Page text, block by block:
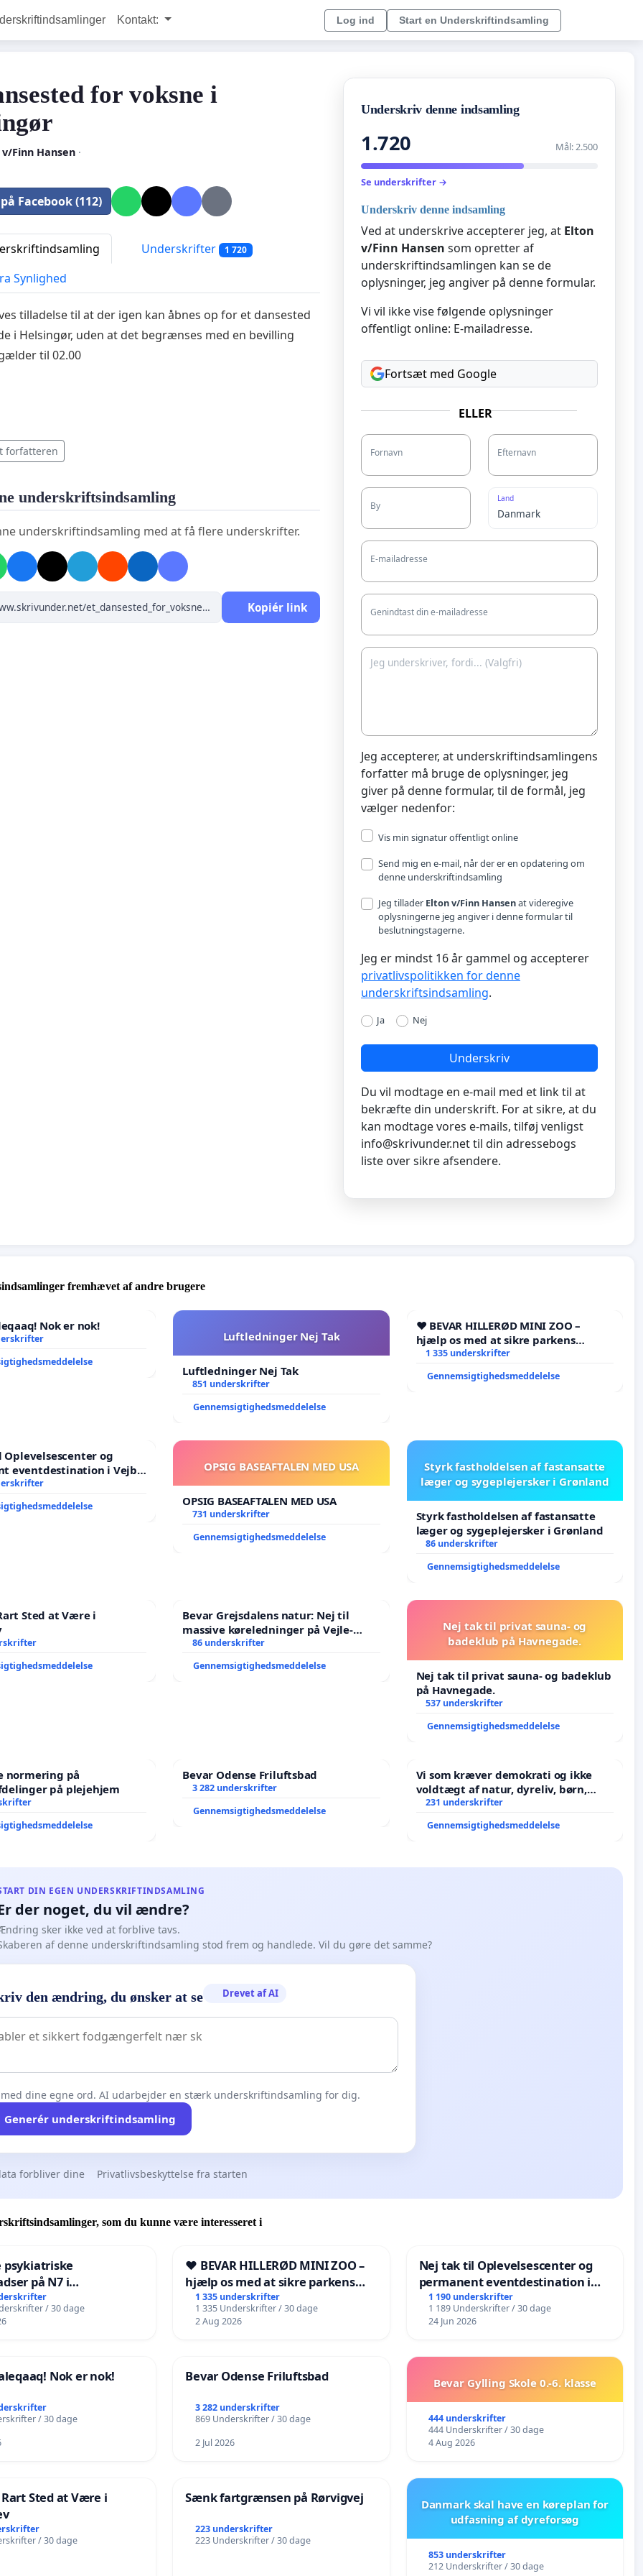
Kontakt: Log ind Start en Underskriftindsamling
for voksne i
v/Finn Hansen·
Facebook (112)
Underskrifter 1 720
Synlighed
tilladelse til at der igen kan åbnes op for et dansested
i Helsingør, uden at det begrænses med en bevilling
til 02.00
forfatteren
underskriftsindsamling
underskriftindsamling med at få flere underskrifter.
Kopiér link
Underskriv denne indsamling
1.720 Mål: 2.500
Se underskrifter →
Underskriv denne indsamling
Ved at underskrive accepterer jeg, at Elton
v/Finn Hansen som opretter af
underskriftindsamlingen kan se de
oplysninger, jeg angiver på denne formular.
Vi vil ikke vise følgende oplysninger
offentligt online: E-mailadresse.
Fortsæt med Google
ELLER
Fornavn Efternavn
By
Land
E-mailadresse
Genindtast din e-mailadresse
Jeg accepterer, at underskriftindsamlingens
forfatter må bruge de oplysninger, jeg
giver på denne formular, til de formål, jeg
vælger nedenfor:
Vis min signatur offentligt online
Send mig en e-mail, når der er en opdatering om
denne underskriftindsamling
Jeg tillader Elton v/Finn Hansenat videregive
oplysningerne jeg angiver i denne formular til
beslutningstagerne.
Jeg er mindst 16 år gammel og accepterer
privatlivspolitikken for denne
underskriftsindsamling.
Ja Nej
Underskriv
Du vil modtage en e-mail med et link til at
bekræfte din underskrift. For at sikre, at du
kan modtage vores e-mails, tilføj venligst
info@skrivunder.nettil din adressebogs
liste over sikre afsendere.
fremhævet af andre brugere
Nok er nok!
Luftledninger Nej Tak
Luftledninger Nej Tak
851 underskrifter
Gennemsigtighedsmeddelelse
❤️ BEVAR HILLERØD MINI ZOO –
hjælp os med at sikre parkens
fremtid ❤️
1 335 underskrifter
Gennemsigtighedsmeddelelse
og
eventdestination i Vejby
et levende lokalområde i
OPSIG BASEAFTALEN MED USA
OPSIG BASEAFTALEN MED USA
731 underskrifter
Gennemsigtighedsmeddelelse
Styrk fastholdelsen af fastansatte
læger og sygeplejersker i Grønland
Styrk fastholdelsen af fastansatte
læger og sygeplejersker i Grønland
86 underskrifter
Gennemsigtighedsmeddelelse
Sted at Være i
Bevar Grejsdalens natur: Nej til
massive køreledninger på Vejle-
Struer-banen
86 underskrifter
Gennemsigtighedsmeddelelse
Nej tak til privat sauna- og
badeklub på Havnegade.
Nej tak til privat sauna- og badeklub
på Havnegade.
537 underskrifter
Gennemsigtighedsmeddelelse
normering på
på plejehjem
Bevar Odense Friluftsbad
3 282 underskrifter
Gennemsigtighedsmeddelelse
Vi som kræver demokrati og ikke
voldtægt af natur, dyreliv, børn,
unge Borgene har sagt NEJ i mange
231 underskrifter
Gennemsigtighedsmeddelelse
DIN EGEN UNDERSKRIFTINDSAMLING
der noget, du vil ændre?
sker ikke ved at forblive tavs.
af denne underskriftindsamling stod frem og handlede. Vil du gøre det samme?
den ændring, du ønsker at se Drevet af AI
med dine egne ord. AI udarbejder en stærk underskriftindsamling for dig.
Generér underskriftindsamling
forbliver dine Privatlivsbeskyttelse fra starten
som du kunne være interesseret i
psykiatriske
på N7 i
/ 30 dage
❤️ BEVAR HILLERØD MINI ZOO –
hjælp os med at sikre parkens
fremtid ❤️
1 335 underskrifter
1 335 Underskrifter / 30 dage
2 Aug 2026
Nej tak til Oplevelsescenter og
permanent eventdestination i
Vejby - Ja tak til et levende
lokalområde i balance
1 190 underskrifter
1 189 Underskrifter / 30 dage
24 Jun 2026
Nok er nok!
/ 30 dage
Bevar Odense Friluftsbad
3 282 underskrifter
869 Underskrifter / 30 dage
2 Jul 2026
Bevar Gylling Skole 0.-6. klasse
444 underskrifter
444 Underskrifter / 30 dage
4 Aug 2026
Rart Sted at Være i
/ 30 dage
Sænk fartgrænsen på Rørvigvej
223 underskrifter
223 Underskrifter / 30 dage
Danmark skal have en køreplan for
udfasning af dyreforsøg
853 underskrifter
212 Underskrifter / 30 dage